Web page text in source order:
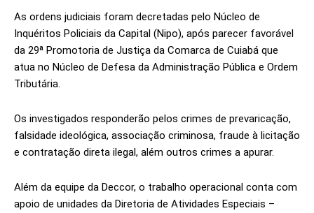
As ordens judiciais foram decretadas pelo Núcleo de
Inquéritos Policiais da Capital (Nipo), após parecer favorável
da 29ª Promotoria de Justiça da Comarca de Cuiabá que
atua no Núcleo de Defesa da Administração Pública e Ordem
Tributária.
Os investigados responderão pelos crimes de prevaricação,
falsidade ideológica, associação criminosa, fraude à licitação
e contratação direta ilegal, além outros crimes a apurar.
Além da equipe da Deccor, o trabalho operacional conta com
apoio de unidades da Diretoria de Atividades Especiais –